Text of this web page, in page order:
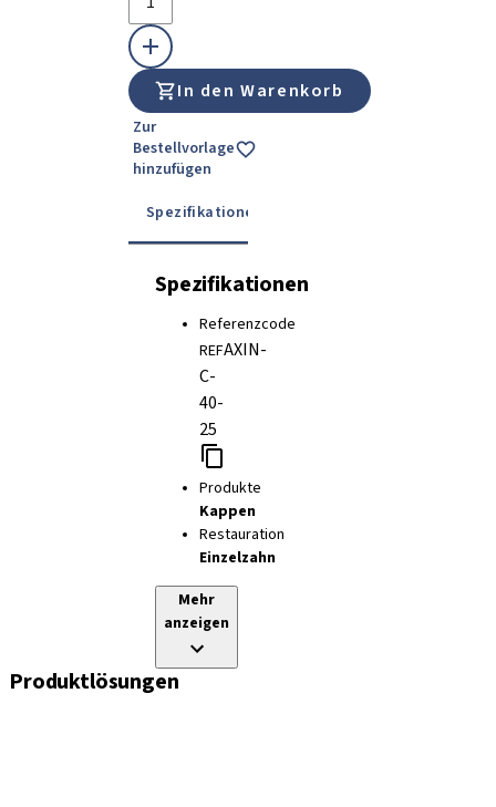
In den Warenkorb
Zur
Bestellvorlage
hinzufügen
Spezifikationen
Spezifikationen
Referenzcode
REFAXIN-
C-
40-
25
Produkte
Kappen
Restauration
Einzelzahn
Mehr
anzeigen
Produktlösungen